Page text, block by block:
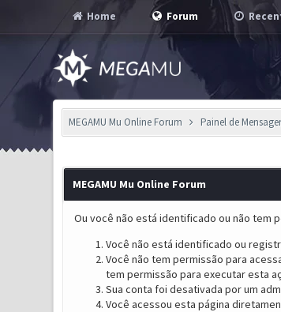
Home Forum
MEGAMU Mu Online Forum Painel de
MEGAMU Mu Online Forum
Ou você não está identificado ou não tem
Você não está identificado ou
Você não tem permissão para
tem permissão para executar esta
Sua conta foi desativada por um
Você acessou esta página